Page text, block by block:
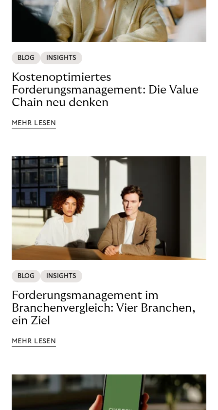
BLOG INSIGHTS
Kostenoptimiertes
Forderungsmanagement: Die Value
Chain neu denken
MEHR LESEN
BLOG INSIGHTS
Forderungsmanagement im
Branchenvergleich: Vier Branchen,
ein Ziel
MEHR LESEN